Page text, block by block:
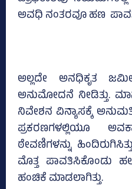
ಅವಧಿ ನಂತರವೂ ಹಣ
ಅಲ್ಲದೇ ಅನಧಿಕೃತ
ಅನುಮೋದನೆ ನೀಡಿತ್ತು.
ನಿವೇಶನ ವಿನ್ಯಾಸಕ್ಕೆ
ಪ್ರಕರಣಗಳಲ್ಲಿಯೂ
ಠೇವಣಿಗಳನ್ನು
ಮೊತ್ತ ಪಾವತಿಸಿಕೊಂಡು
ಹಂಚಿಕೆ ಮಾಡಲಾಗಿತ್ತು.